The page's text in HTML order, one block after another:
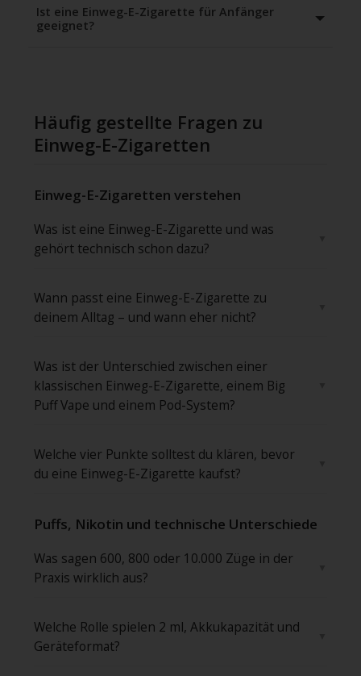
Ist eine Einweg-E-Zigarette für Anfänger
geeignet?
Häufig gestellte Fragen zu
Einweg-E-Zigaretten
Einweg-E-Zigaretten verstehen
Was ist eine Einweg-E-Zigarette und was
gehört technisch schon dazu?
Wann passt eine Einweg-E-Zigarette zu
deinem Alltag – und wann eher nicht?
Was ist der Unterschied zwischen einer
klassischen Einweg-E-Zigarette, einem Big
Puff Vape und einem Pod-System?
Welche vier Punkte solltest du klären, bevor
du eine Einweg-E-Zigarette kaufst?
Puffs, Nikotin und technische Unterschiede
Was sagen 600, 800 oder 10.000 Züge in der
Praxis wirklich aus?
Welche Rolle spielen 2 ml, Akkukapazität und
Geräteformat?